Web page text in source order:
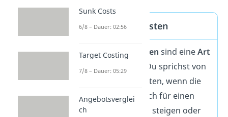
Sprungfixe Kosten
Sprungfixe Kosten sind eineArt
von Fixkosten
. Du sprichst von
sprungfixen Kosten, wenn die
Fixkosten plötzlich für einen
kurzen Zeitraum steigen oder
Sunk Costs
6/8 – Dauer: 02:56
Target Costing
7/8 – Dauer: 05:29
Angebotsverglei
ch